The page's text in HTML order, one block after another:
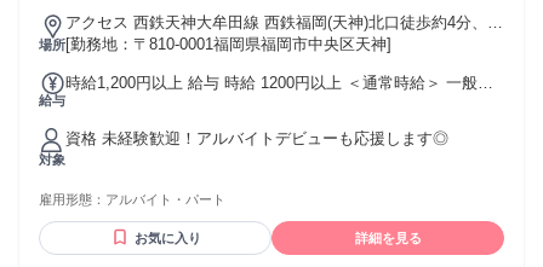
場所
アクセス 西鉄天神大牟田線 西鉄福岡(天神)北口徒歩約4分、福
岡市営空港線 天神5番口徒歩約3分、福岡市営空港線 赤坂（福
[勤務地：〒810-0001福岡県福岡市中央区天神]
給与
時給1,200円以上 給与 時給 1200円以上 ＜通常時給＞ 一般：
時給＋50円！（オープン以降適用～2026年10月末迄） ◎土日
祝時給50円UP（オープン以降適用） ＜オープニング時給＞※
給1250円以上 22時以降：時給1550円以上 ※上記は通常時給
交通費：通勤交通費全額支給 交通費全額支給 ※交通費につい
て、店舗により支給基準が異なるため面接時にご確認くださ
対象
資格 未経験歓迎！アルバイトデビューも応援します◎
雇用形態： アルバイト・パート
お気に入り 詳細を見る